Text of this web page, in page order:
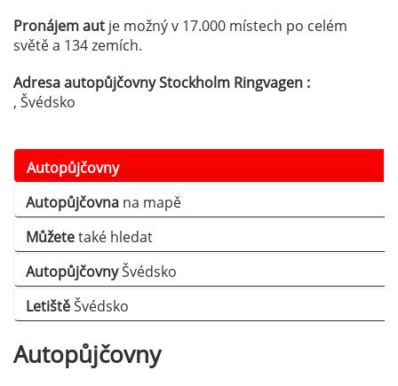
Pronájem aut je možný v 17.000 místech po celém
světě a 134 zemích.
Adresa autopůjčovny Stockholm Ringvagen :
, Švédsko
Autopůjčovny
Autopůjčovna na mapě
Můžetetaké hledat
AutopůjčovnyŠvédsko
LetištěŠvédsko
Autopůjčovny